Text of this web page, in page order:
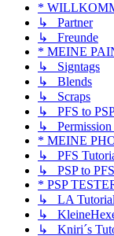
*
↳ Partner
↳ Freunde
* MEINE
↳ Signtags
↳ Blends
↳ Scraps
↳ PFS to
↳ Permission
* MEINE
↳ PFS
↳ PSP to
* PSP
↳ LA
↳
↳ Kniri´s